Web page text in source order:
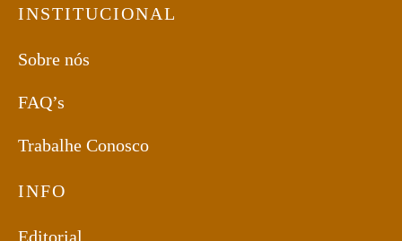
INSTITUCIONAL
Sobre nós
FAQ’s
Trabalhe Conosco
INFO
Editorial